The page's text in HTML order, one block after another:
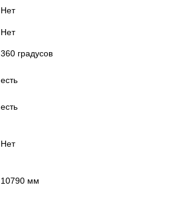
Нет
Нет
360 градусов
есть
есть
Нет
10790 мм